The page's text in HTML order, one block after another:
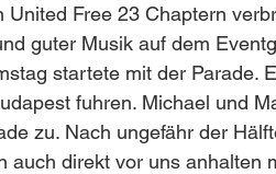
United Free 23 Chaptern
guter Musik auf dem
startete mit der Parade.
fuhren. Michael und
zu. Nach ungefähr der
auch direkt vor uns anhalten